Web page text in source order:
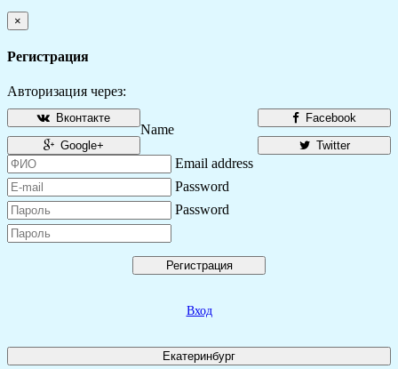
×
Регистрация
Авторизация через:
Facebook
Вконтакте
Twitter
Google+
Name
Email address
Password
Password
Регистрация
Вход
Екатеринбург